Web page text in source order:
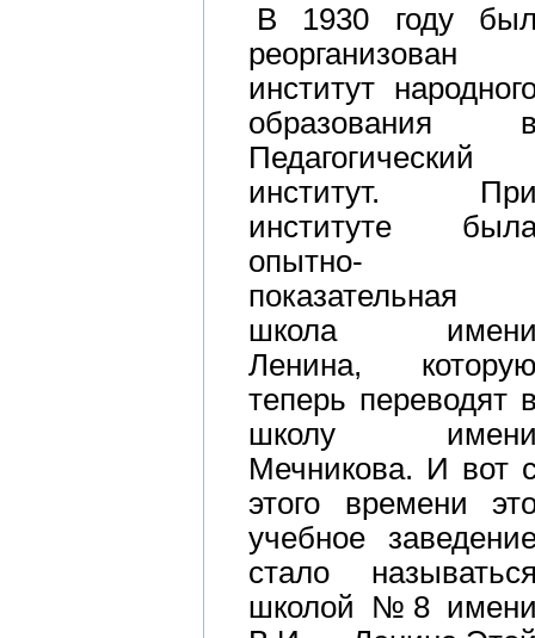
В 1930 году
реорганизован
институт
образования
Педагогический
институт.
институте
опытно-
показательная
школа
Ленина,
теперь переводят
школу
Мечникова. И вот
этого времени
учебное
стало
школой №8